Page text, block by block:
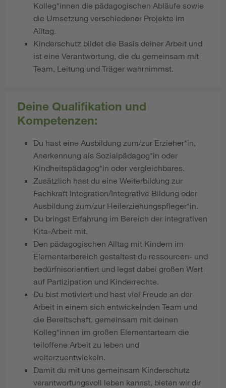
Kolleg*innen die pädagogischen Abläufe sowie
die Umsetzung verschiedener Projekte im
Alltag.
Kinderschutz bildet die Basis deiner Arbeit und
ist eine Verantwortung, die du gemeinsam mit
Team, Leitung und Träger wahrnimmst.
Deine Qualifikation und
Kompetenzen:
Du hast eine Ausbildung zum/zur Erzieher*in,
Anerkennung als Sozialpädagog*in oder
Kindheitspädagog*in oder vergleichbares.
Zusätzlich hast du eine Weiterbildung zur
Fachkraft Integration/Integrative Bildung oder
Ausbildung zum/zur Heilerziehungspfleger*in.
Du bringst Erfahrung im Bereich der integrativen
Kita-Arbeit mit.
Den pädagogischen Alltag mit Kindern im
Elementarbereich gestaltest du ressourcen- und
bedürfnisorientiert und legst dabei großen Wert
auf Partizipation und Kinderrechte.
Du bist motiviert und hast viel Freude an der
Arbeit in einem sich entwickelnden Team und
die Bereitschaft, gemeinsam mit deinen
Kolleg*innen im großen Elementarteam die
teiloffene Arbeit zu leben und
weiterzuentwickeln.
Damit du mit uns gemeinsam Kinderschutz
verantwortungsvoll leben kannst, bieten wir dir